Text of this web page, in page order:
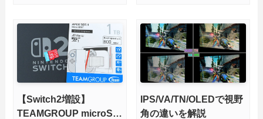
輝度も発揮！
力、高性能、高コスパを
実現！
【Switch2増設】
TEAMGROUP microSD
IPS/VA/TN/OLEDで視野
角の違いを解説